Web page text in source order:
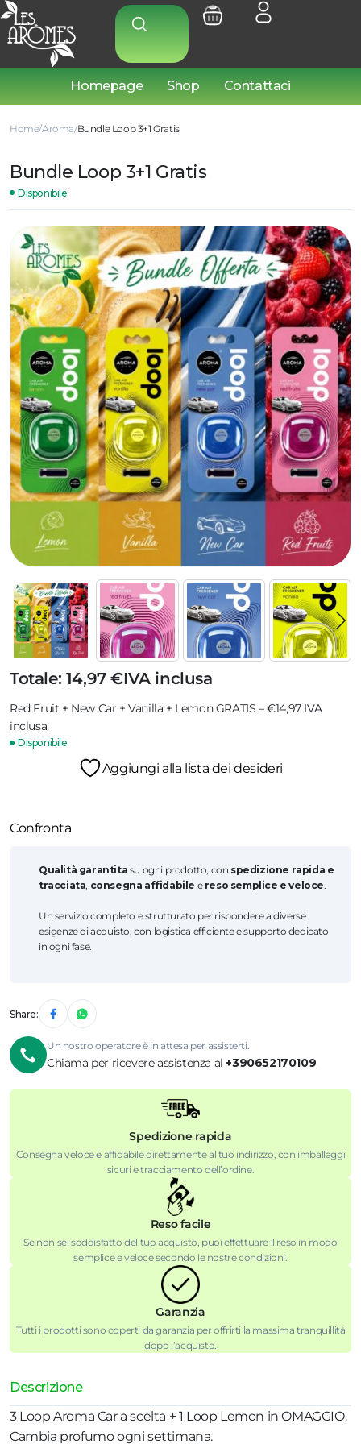
Homepage Shop Contattaci
Home Aroma Bundle Loop 3+1 Gratis
Bundle Loop 3+1 Gratis
Disponibile
IVA inclusa
Totale: 14,97 €
Red Fruit + New Car + Vanilla + Lemon GRATIS – €14,97 IVA
inclusa.
Disponibile
Aggiungi alla lista dei desideri
Confronta
Qualità garantita su ogni prodotto, con spedizione rapida e
tracciata, consegna affidabile e reso semplice e veloce.
Un servizio completo e strutturato per rispondere a diverse
esigenze di acquisto, con logistica efficiente e supporto dedicato
in ogni fase.
Share:
Un nostro operatore è in attesa per assisterti.
Chiama per ricevere assistenza al+390652170109
Spedizione rapida
Consegna veloce e affidabile direttamente al tuo indirizzo, con imballaggi
sicuri e tracciamento dell’ordine.
Reso facile
Se non sei soddisfatto del tuo acquisto, puoi effettuare il reso in modo
semplice e veloce secondo le nostre condizioni.
Garanzia
Tutti i prodotti sono coperti da garanzia per offrirti la massima tranquillità
dopo l’acquisto.
Descrizione
3 Loop Aroma Car a scelta + 1 Loop Lemon in OMAGGIO.
Cambia profumo ogni settimana.